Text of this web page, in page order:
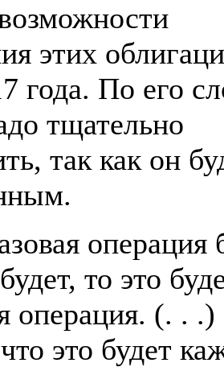
этих
года. По его
тщательно
так как он
операция
то это
операция. (. .
это будет